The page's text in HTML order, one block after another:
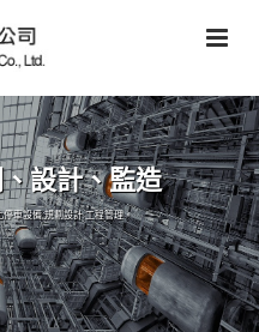
設計、監造
車設備,規劃設計,工程管理。